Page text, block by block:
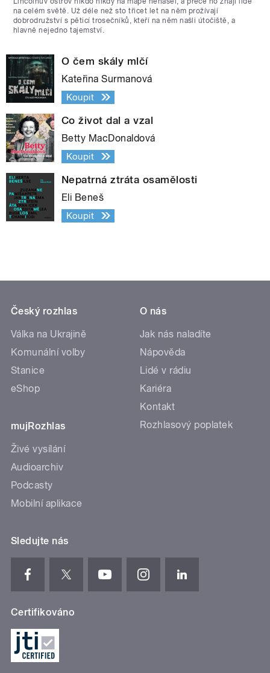
na celém světě. Už déle než sto třicet let na něm prožívají
dobrodružství s pěticí trosečníků, kteří na něm našli útočiště, a
hlavně nejedno tajemství.
O čem skály mlčí
Kateřina Surmanová
Koupit
Co život dal a vzal
Betty MacDonaldová
Koupit
Nepatrná ztráta osamělosti
Eli Beneš
Koupit
Český rozhlas
Válka na Ukrajině
Komunální volby
Stanice
eShop
mujRozhlas
Živé vysílání
Audioarchiv
Podcasty
Mobilní aplikace
O nás
Jak nás naladíte
Nápověda
Lidé v rádiu
Kariéra
Kontakt
Rozhlasový poplatek
Sledujte nás
Certifikováno